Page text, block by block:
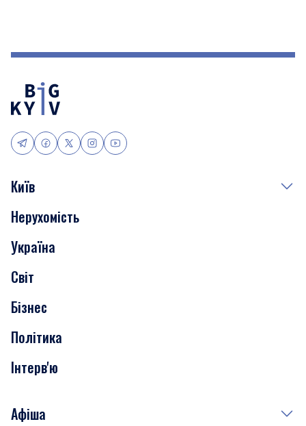
Київ
Події
Скандали
Нерухомість
Транспорт
Нерухомість
Україна
Світ
Бізнес
Політика
Інтерв'ю
Афіша